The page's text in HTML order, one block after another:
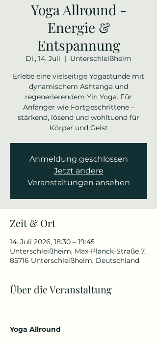
Yoga Allround -
Energie &
Entspannung
Di., 14. Juli
  |
Unterschleißheim
Erlebe eine vielseitige Yogastunde mit
dynamischem Ashtanga und
regenerierendem Yin Yoga. Für
Anfänger wie Fortgeschrittene –
stärkend, lösend und wohltuend für
Körper und Geist
Anmeldung geschlossen
Jetzt andere
Veranstaltungen ansehen
Zeit & Ort
14. Juli 2026, 18:30 – 19:45
Unterschleißheim, Max-Planck-Straße 7,
85716 Unterschleißheim, Deutschland
Über die Veranstaltung
Yoga Allround